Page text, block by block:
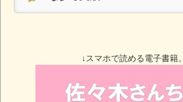
↓スマホで読める電子書籍。